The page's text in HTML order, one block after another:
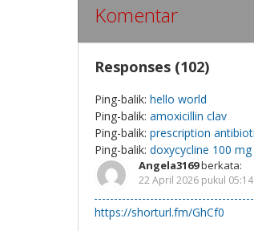
Komentar
Responses (102)
Ping-balik: hello world
Ping-balik: amoxicillin clav
Ping-balik: prescription
Ping-balik: doxycycline 100
Angela3169berkata:
22 April 2026 pukul 05:14
https://shorturl.fm/GhCf0